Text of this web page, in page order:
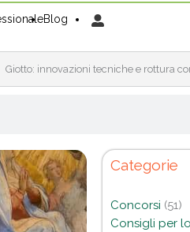
Blog
Giotto: innovazioni tecniche e rottura
Categorie
Concorsi (51)
Consigli per